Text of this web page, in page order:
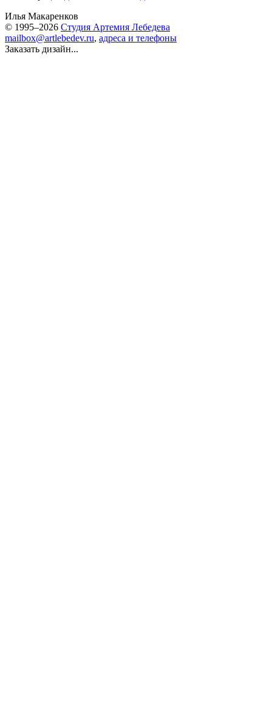
Илья Макаренков
© 1995–2026 Студия Артемия Лебедева
mailbox@artlebedev.ru, адреса и телефоны
Заказать дизайн...